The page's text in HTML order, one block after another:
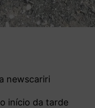
newscariri
início da tarde